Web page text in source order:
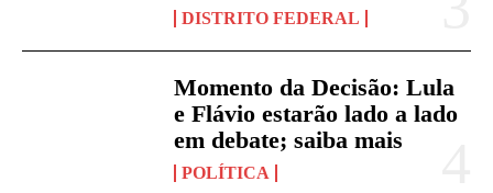
DISTRITO FEDERAL
Momento da Decisão: Lula
e Flávio estarão lado a lado
em debate; saiba mais
POLÍTICA